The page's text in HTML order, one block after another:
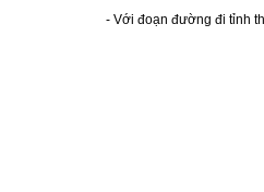
- Với đoạn đường đi tỉnh